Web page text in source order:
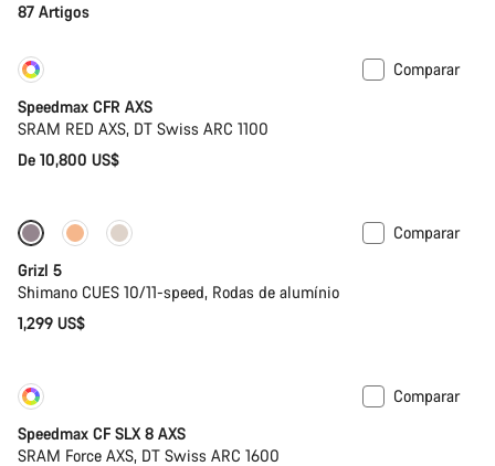
87 Artigos
Comparar
Speedmax CFR AXS
SRAM RED AXS, DT Swiss ARC 1100
De 10,800 US$
Comparar
Grizl 5
Shimano CUES 10/11-speed, Rodas de alumínio
1,299 US$
Comparar
Speedmax CF SLX 8 AXS
SRAM Force AXS, DT Swiss ARC 1600